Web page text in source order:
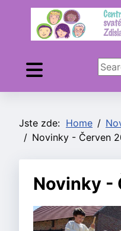
Jste zde: Home
Novinky - Červen
Novinky -